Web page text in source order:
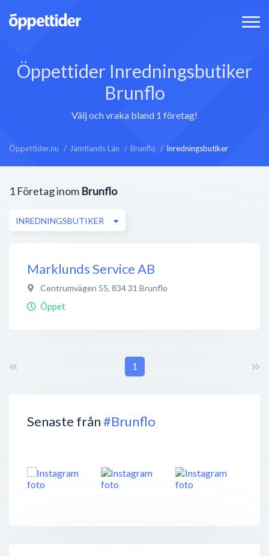
Öppettider Inredningsbutiker
Brunflo
Välj och vraka bland 1 företag!
Öppettider.nu Jämtlands Län Brunflo Inredningsbutiker
Senaste från#Brunflo
1 Företag inom Brunflo
INREDNINGSBUTIKER
Marklunds Service AB
Centrumvägen 55, 834 31 Brunflo
Öppet
1